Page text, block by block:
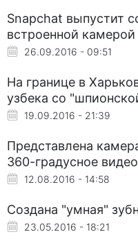
Snapchat выпустит
встроенной камерой
26.09.2016 - 09:51
На границе в
узбека со
19.09.2016 - 21:39
Представлена
360-градусное видео
12.08.2016 - 14:58
Создана "умная"
23.05.2016 - 18:21